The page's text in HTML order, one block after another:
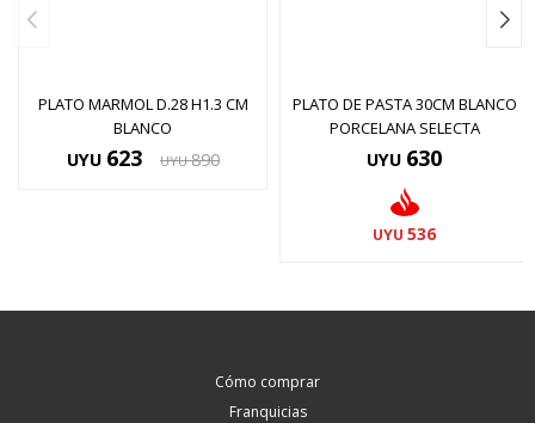
PLATO MARMOL D.28 H1.3 CM
BLANCO
UYU 623 UYU 890
PLATO DE PASTA 30CM BLANCO
PORCELANA SELECTA
UYU 630
UYU 536
Cómo comprar
Franquicias